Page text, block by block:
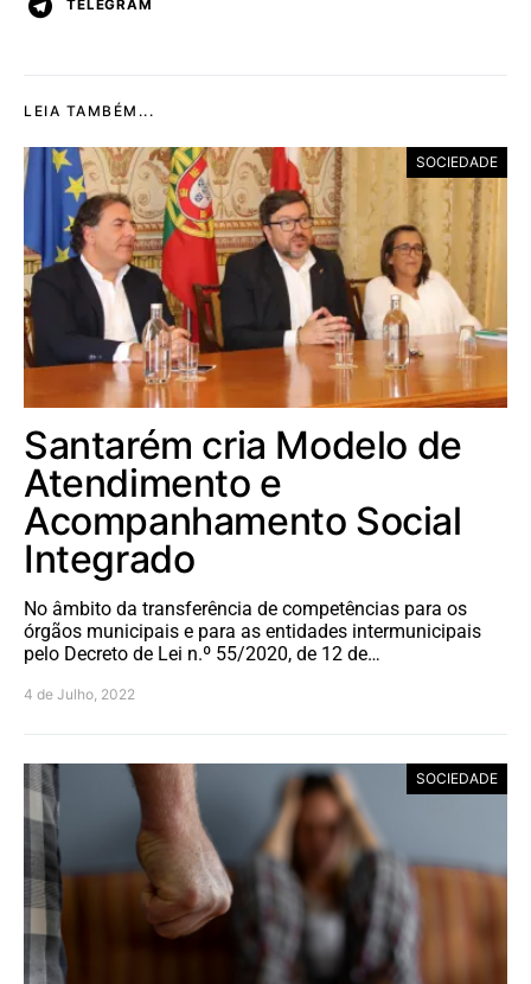
TELEGRAM
LEIA TAMBÉM...
SOCIEDADE
Santarém cria Modelo de
Atendimento e
Acompanhamento Social
Integrado
No âmbito da transferência de competências para os
órgãos municipais e para as entidades intermunicipais
pelo Decreto de Lei n.º 55/2020, de 12 de…
4 de Julho, 2022
SOCIEDADE